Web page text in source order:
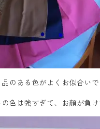
のある色がよくお似合いで
色は強すぎて、お顔が負け